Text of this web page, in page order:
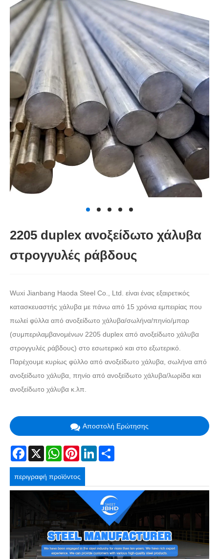
2205 duplex ανοξείδωτο χάλυβα
στρογγυλές ράβδους
Wuxi Jianbang Haoda Steel Co., Ltd. είναι ένας εξαιρετικός
κατασκευαστής χάλυβα με πάνω από 15 χρόνια εμπειρίας που
πωλεί φύλλα από ανοξείδωτο χάλυβα/σωλήνα/πηνίο/μπαρ
(συμπεριλαμβανομένων 2205 duplex από ανοξείδωτο χάλυβα
στρογγυλές ράβδους) στο εσωτερικό και στο εξωτερικό.
Παρέχουμε κυρίως φύλλο από ανοξείδωτο χάλυβα, σωλήνα από
ανοξείδωτο χάλυβα, πηνίο από ανοξείδωτο χάλυβα/λωρίδα και
ανοξείδωτο χάλυβα κ.λπ.
Αποστολή Ερώτησης
Facebook
X WhatsAppPinterestLinkedIn
περιγραφή προϊόντος